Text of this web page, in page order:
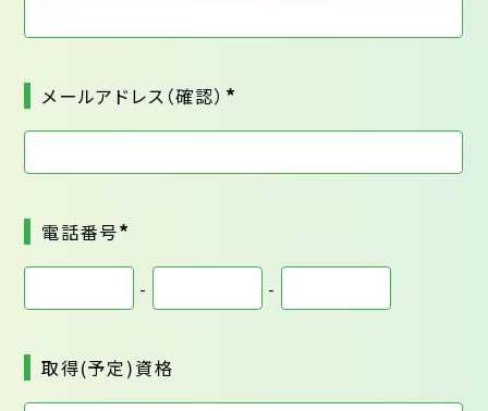
メールアドレス（確認） *
電話番号*
- -
取得(予定)資格